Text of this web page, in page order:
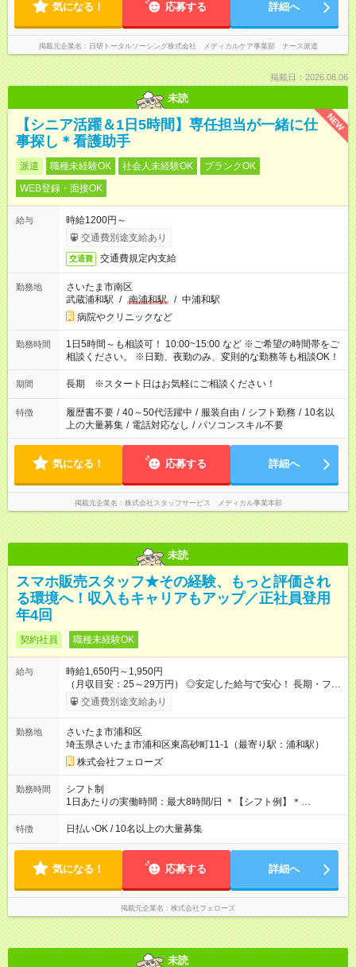
気になる！ 応募する 詳細へ
掲載元企業名 日研トータルソーシング株式会社 メディカルケア事業部 ナース派遣
掲載日：2026.08.06
未読
NEW
【シニア活躍＆1日5時間】専任担当が一緒に仕
事探し＊看護助手
派遣 職種未経験OK 社会人未経験OK
ブランクOK
WEB登録・面接OK
給与
時給1200円～
交通費別途支給あり
交通費 交通費規定内支給
勤務地
さいたま市南区
武蔵浦和駅 / 南浦和駅 / 中浦和駅
病院やクリニックなど
勤務時間
1日5時間～も相談可！ 10:00~15:00 など ※ご希望の時間帯をご
相談ください。 ※日勤、夜勤のみ、変則的な勤務等も相談OK！
期間 長期 ※スタート日はお気軽にご相談ください！
特徴 履歴書不要 / 40～50代活躍中 / 服装自由 / シフト勤務 / 10名以
上の大量募集 / 電話対応なし / パソコンスキル不要
気になる！ 応募する 詳細へ
掲載元企業名 株式会社スタッフサービス メディカル事業本部
未読
スマホ販売スタッフ★その経験、もっと評価され
る環境へ！収入もキャリアもアップ／正社員登用
年4回
契約社員 職種未経験OK
給与
時給1,650円～1,950円
（月収目安：25～29万円） ◎安定した給与で安心！ 長期・フル
タイムで勤務いただける方にお越しいただきたいと思っていま
す。シフトが削られることはないので、安定した給与が入りま
たいという人もいると思います。このあたりは柔軟に対応する
ので、お気軽にご相談ください！ ※2ヶ月の試用期間がありま
す。その間の給与・待遇に変更はありません。 【試用期間】試
用期間あり 試用期間の長さ：2ヶ月 雇用形態、給与は本採用時
と同じです。
交通費別途支給あり
勤務地
さいたま市浦和区
埼玉県さいたま市浦和区東高砂町11-1（最寄り駅：浦和駅）
株式会社フェローズ
勤務時間
シフト制
1日あたりの実働時間：最大8時間/日 ＊【シフト例】＊
(1) 10:00～19:00 (2) 11:00～20:00 (3) 12:00～21:00 など ◎
いずれも実働8時間・休憩1時間です。中抜けシフトなどはあり
たい」などあれば相談に応じますのでおっしゃってください！
特徴 日払いOK / 10名以上の大量募集
気になる！ 応募する 詳細へ
掲載元企業名 株式会社フェローズ
未読